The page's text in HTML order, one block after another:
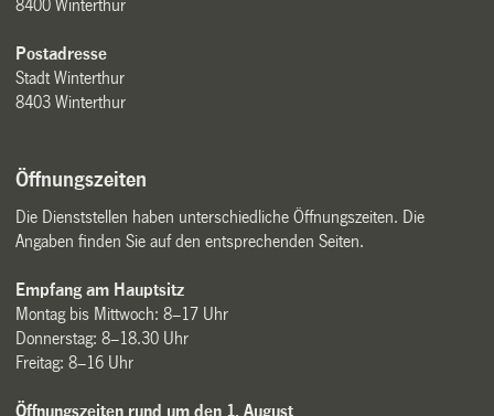
8400 Winterthur
Postadresse
Stadt Winterthur
8403 Winterthur
Öffnungszeiten
Die Dienststellen haben unterschiedliche Öffnungszeiten. Die
Angaben finden Sie auf den entsprechenden Seiten.
Empfang am Hauptsitz
Montag bis Mittwoch: 8–17 Uhr
Donnerstag: 8–18.30 Uhr
Freitag: 8–16 Uhr
Öffnungszeiten rund um den 1. August